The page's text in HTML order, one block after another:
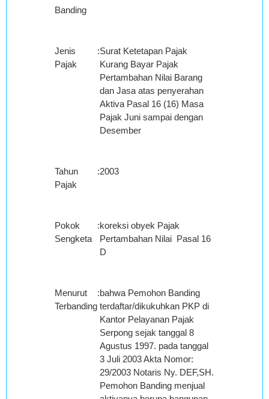
Banding
Jenis
Pajak
:Surat Ketetapan Pajak
Kurang Bayar Pajak
Pertambahan Nilai Barang
dan Jasa atas penyerahan
Aktiva Pasal 16 (16) Masa
Pajak Juni sampai dengan
Desember
Tahun
Pajak
:2003
Pokok
Sengketa
:koreksi obyek Pajak
Pertambahan Nilai Pasal 16
D
Menurut
Terbanding
:bahwa Pemohon Banding
terdaftar/dikukuhkan PKP di
Kantor Pelayanan Pajak
Serpong sejak tanggal 8
Agustus 1997. pada tanggal
3 Juli 2003 Akta Nomor:
29/2003 Notaris Ny. DEF,SH.
Pemohon Banding menjual